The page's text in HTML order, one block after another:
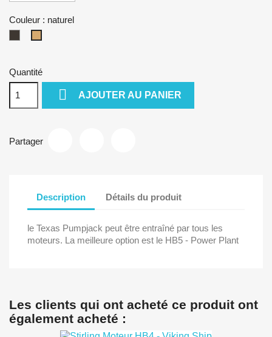
Couleur : naturel
Quantité
 AJOUTER AU PANIER
Partager
Description Détails du produit
le Texas Pumpjack peut être entraîné par tous les
moteurs. La meilleure option est le HB5 - Power Plant
Les clients qui ont acheté ce produit ont
également acheté :